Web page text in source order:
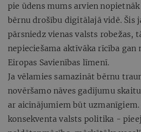
pie ūdens mums arvien
bērnu drošību digitālajā vidē. Šis
pārsniedz vienas valsts robežas,
nepieciešama aktīvāka rīcība gan
Eiropas Savienības līmenī.
Ja vēlamies samazināt bērnu
novēršamo nāves gadījumu
ar aicinājumiem būt uzmanīgiem.
konsekventa valsts politika -